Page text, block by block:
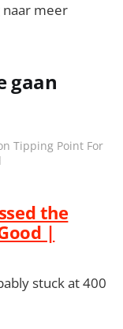
naar meer
gaan
Tipping Point For
the
|
stuck at 400